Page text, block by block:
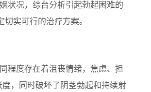
状况，综台分析引起勃起困难的
实可行的治疗方案。
程度存在着沮丧情绪，焦虑、担
，同时破坏了阴茎勃起和持续射